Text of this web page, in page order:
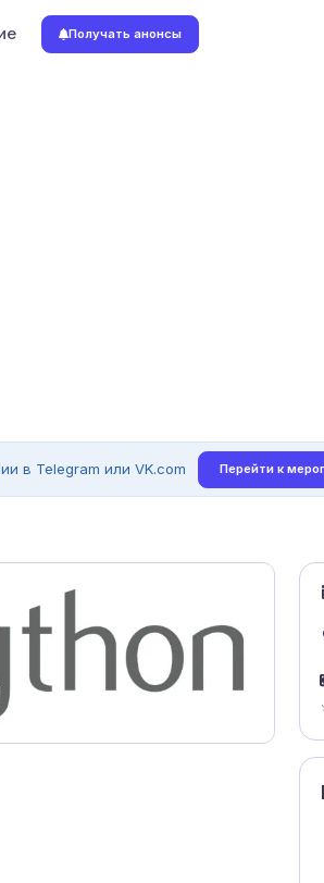
Получать анонсы
в Telegram или VK.com Перейти к